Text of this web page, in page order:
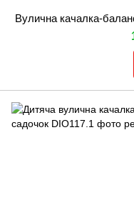
Вулична качалка-